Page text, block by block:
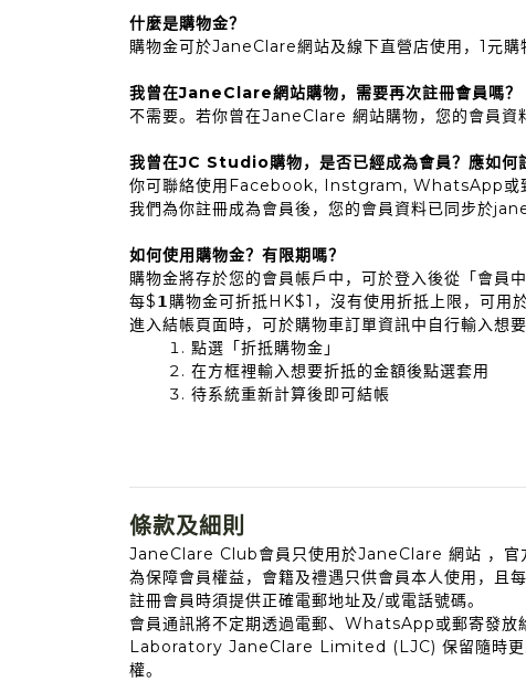
什麼是購物金？
購物金可於JaneClare網站及線下直營店使用，1元購
我曾在JaneClare網站購物，需要再次註冊會員嗎？
不需要。若你曾在JaneClare 網站購物，您的會員資
我曾在JC Studio購物，是否已經成為會員？應如何
你可聯絡使用Facebook, Instgram, WhatsApp或
我們為你註冊成為會員後，您的會員資料已同步於
如何使用購物金？有限期嗎？
購物金將存於您的會員帳戶中，可於登入後從「會員
每$𝟭購物金可折抵HK$1，沒有使用折抵上限，可用
進入結帳頁面時，可於購物車訂單資訊中自行輸入想
點選「折抵購物金」
在方框裡輸入想要折抵的金額後點選套用
待系統重新計算後即可結帳
條款及細則
JaneClare Club會員只使用於JaneClare 網站 ，官
為保障會員權益，會籍及禮遇只供會員本人使用，且
註冊會員時須提供正確電郵地址及/或電話號碼。
會員通訊將不定期透過電郵、WhatsApp或郵寄發放
Laboratory JaneClare Limited (LJC) 保留隨時更改
權。